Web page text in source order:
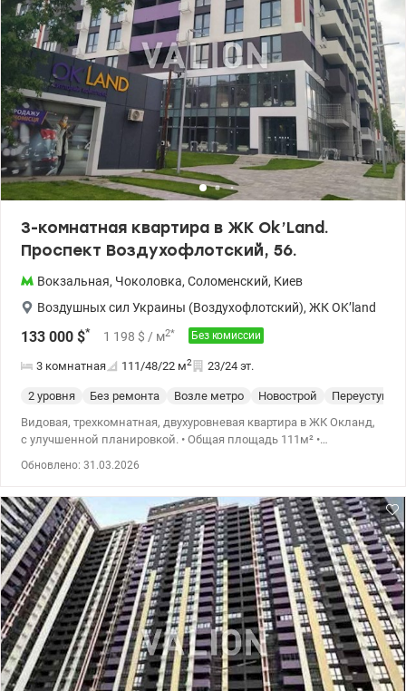
стоимость входит все – мебель, техника, по желанию и бытовые
гаджеты (кроме TV в гостиной). Паркоместо в аренде – удобное,
с укрытием. Рядом школы, сады, магазины, парки, рестораны,
удобная транспортная развязка. т.044 200 10 80 Valion.ua/1130766
3-комнатная квартира в ЖК Ok’Land.
Проспект Воздухофлотский, 56.
Вокзальная, Чоколовка, Соломенский, Киев
Воздушных сил Украины (Воздухофлотский), ЖК OK’land
133 000 $* 1 198 $ / м2* Без комиссии
3 комнатная 111/48/22 м2 23/24 эт.
2 уровня Без ремонта Возле метро Новострой
Переуступка
Видовая, трехкомнатная, двухуровневая квартира в ЖК Окланд,
с улучшенной планировкой. • Общая площадь 111м² •
в квартире можно сносить и делать перепланировку. Дом №1.
(По счету от проспекта третий) Этаж 23 и 24. Для отопления в
доме установлена собственная газовая котельная. Технология -
Умный дом. (Управляйте Вашей квартирой со смартфона) •
Квартира продается по переуступке. Платить бешеные налоги не
нужно! В день покупки по переуступке, Вы можете
одновременно оформить право собственности. Дом построен и
введен в эксплуатацию. Присвоен адрес. • Состояние от
застройщика: на полу лазерная стяжка, установлены
панорамные окна, радиаторы, входная дверь, счетчики на всё,
пожарная сигнализация. Установлена система
Обновлено: 31.03.2026